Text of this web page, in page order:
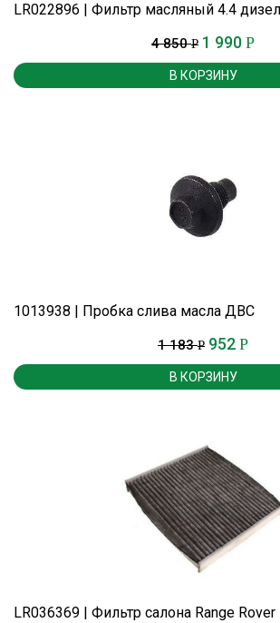
LR022896 | Фильтр масляный 4.4
4 850Р 1 990 Р
В КОРЗИНУ
1013938 | Пробка слива масла ДВС
1 183Р 952 Р
В КОРЗИНУ
LR036369 | Фильтр салона Range Rover